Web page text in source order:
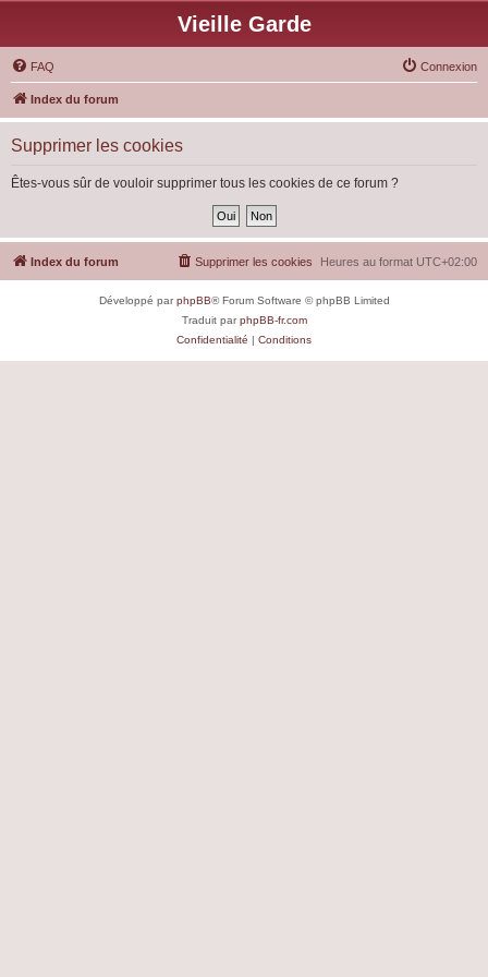
Vieille Garde
FAQ Connexion
Index du forum
Supprimer les cookies
Êtes-vous sûr de vouloir supprimer tous les cookies de ce forum ?
Index du forum Heures au format UTC+02:00
Supprimer les cookies
Développé parphpBB® Forum Software © phpBB Limited
Traduit parphpBB-fr.com
Confidentialité | Conditions